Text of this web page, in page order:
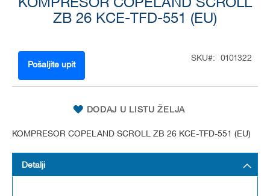
KOMPRESOR COPELAND SCROLL
ZB 26 KCE-TFD-551 (EU)
Pošaljite upit
SKU 0101322
DODAJ U LISTU ŽELJA
KOMPRESOR COPELAND SCROLL ZB 26 KCE-TFD-551 (EU)
beginning
images
Detalji